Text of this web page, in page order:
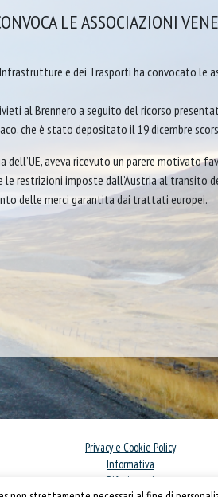
LE ASSOCIAZIONI
e dei Trasporti ha convocato le
al Brennero a seguito del ricorso
che è stato depositato il 19 dicembre
dell’UE, aveva ricevuto un parere motivato
le restrizioni imposte dall’Austria al transito
delle merci garantita dai trattati europei.
Privacy e Cookie Policy
Informativa
Riferimenti